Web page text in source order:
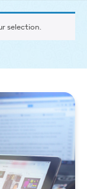
selection.